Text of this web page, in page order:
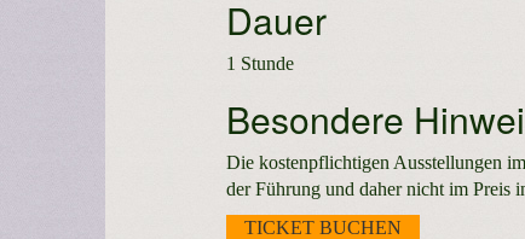
Dauer
1 Stunde
Besondere
Die kostenpflichtigen Ausstellungen
der Führung und daher nicht im Preis
TICKET BUCHEN